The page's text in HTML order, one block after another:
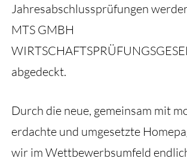
Jahresabschlussprüfungen
MTS GMBH
abgedeckt.
Durch die neue, gemeinsam mit
erdachte und umgesetzte
wir im Wettbewerbsumfeld